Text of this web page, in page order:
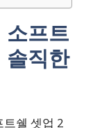
소프트
솔직한
트쉘 셋업 2